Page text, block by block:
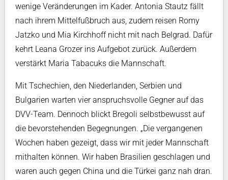
wenige Veränderungen im Kader. Antonia Stautz fällt
nach ihrem Mittelfußbruch aus, zudem reisen Romy
Jatzko und Mia Kirchhoff nicht mit nach Belgrad. Dafür
kehrt Leana Grozer ins Aufgebot zurück. Außerdem
verstärkt Maria Tabacuks die Mannschaft.
Mit Tschechien, den Niederlanden, Serbien und
Bulgarien warten vier anspruchsvolle Gegner auf das
DVV-Team. Dennoch blickt Bregoli selbstbewusst auf
die bevorstehenden Begegnungen. „Die vergangenen
Wochen haben gezeigt, dass wir mit jeder Mannschaft
mithalten können. Wir haben Brasilien geschlagen und
waren auch gegen China und die Türkei ganz nah dran.